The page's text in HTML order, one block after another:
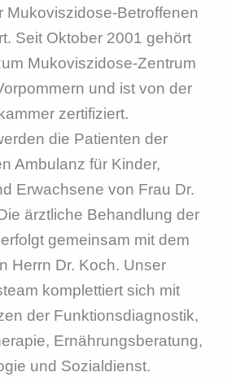
Mukoviszidose-Betroffenen
Seit Oktober 2001 gehört
Mukoviszidose-Zentrum
und ist von der
zertifiziert.
die Patienten der
Ambulanz für Kinder,
Erwachsene von Frau Dr.
ärztliche Behandlung der
gemeinsam mit dem
Herrn Dr. Koch. Unser
komplettiert sich mit
der Funktionsdiagnostik,
Ernährungsberatung,
und Sozialdienst.